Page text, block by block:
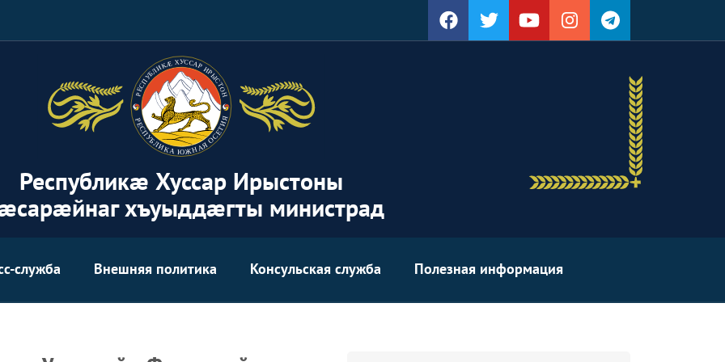
Республикæ Хуссар Ирыстоны
хъуыддæгты министрад
служба Внешняя политика Консульская служба Полезная информация